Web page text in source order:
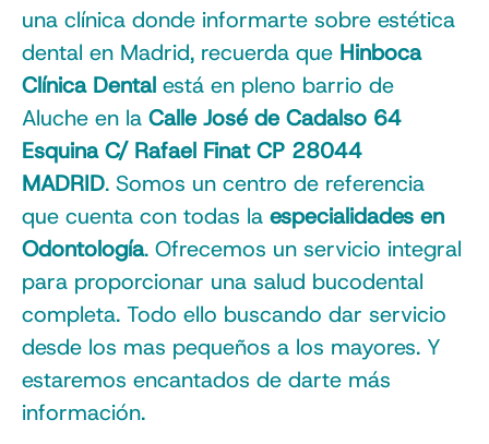
una clínica donde informarte sobre estética
dental en Madrid, recuerda que Hinboca
Clínica Dental está en pleno barrio de
Aluche en la Calle José de Cadalso 64
Esquina C/ Rafael Finat CP 28044
MADRID. Somos un centro de referencia
que cuenta con todas la especialidades en
Odontología. Ofrecemos un servicio integral
para proporcionar una salud bucodental
completa. Todo ello buscando dar servicio
desde los mas pequeños a los mayores. Y
estaremos encantados de darte más
información.